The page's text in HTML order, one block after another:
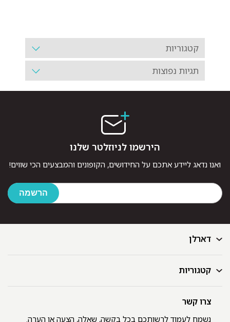
קטגוריות
תגיות נפוצות
דארלן
דף הבית
GIFT CARD
רשימת חנויות
קטגוריות
מצעים
מגבות
צרו קשר
נשמח לעמוד לרשותכם בכל בקשה, שאלה, הצעה או הערה.
הירשמו לניוזלטר שלנו
ואנו נדאג ליידע אתכם על החידושים, הקופונים והמבצעים הכי שווים!